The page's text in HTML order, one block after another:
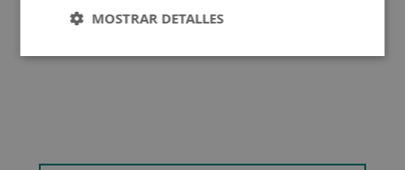
MOSTRAR DETALLES